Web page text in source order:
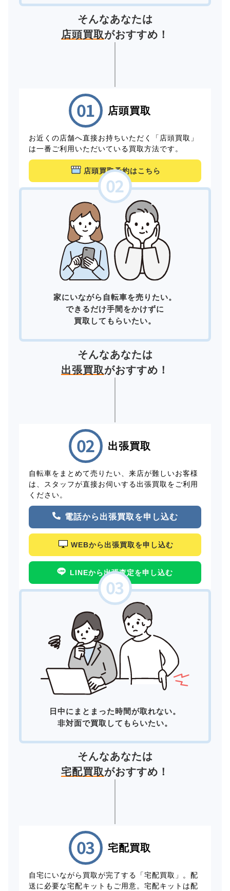
そんなあなたは
店頭買取がおすすめ！
店頭買取
お近くの店舗へ直接お持ちいただく「店頭買取」
は一番ご利用いただいている買取方法です。
店頭買取予約はこちら
家にいながら自転車を売りたい。
できるだけ手間をかけずに
買取してもらいたい。
そんなあなたは
出張買取がおすすめ！
出張買取
自転車をまとめて売りたい、来店が難しいお客様
は、スタッフが直接お伺いする出張買取をご利用
ください。
電話から出張買取を申し込む
WEBから出張買取を申し込む
LINEから出張査定を申し込む
日中にまとまった時間が取れない。
非対面で買取してもらいたい。
そんなあなたは
宅配買取がおすすめ！
宅配買取
自宅にいながら買取が完了する「宅配買取」。配
送に必要な宅配キットもご用意。宅配キットは配